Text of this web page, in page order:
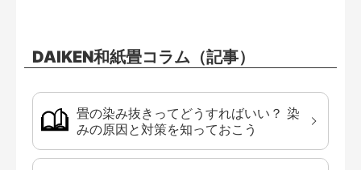
DAIKEN和紙畳コラム（記事）
畳の染み抜きってどうすればいい？ 染
みの原因と対策を知っておこう